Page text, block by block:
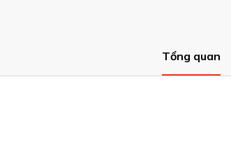
Tổng quan